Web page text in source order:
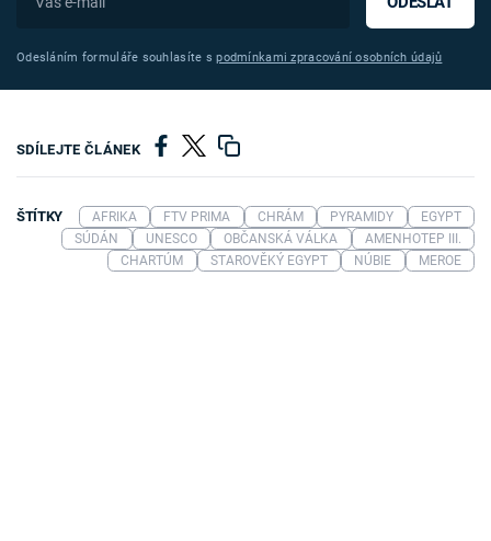
Odesláním formuláře souhlasíte spodmínkami zpracování osobních údajů
SDÍLEJTE ČLÁNEK
ŠTÍTKY AFRIKA FTV PRIMA CHRÁM PYRAMIDY
EGYPT
SÚDÁN
UNESCO OBČANSKÁ VÁLKA
AMENHOTEP III.
CHARTÚM
STAROVĚKÝ EGYPT NÚBIE MEROE